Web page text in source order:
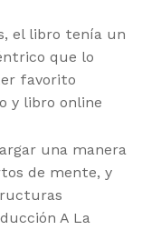
el libro tenía un
que lo
favorito
y libro online​
una manera
de mente, y
A La